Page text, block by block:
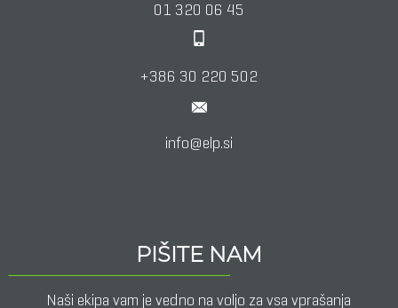
01 320 06 45
+386 30 220 502
info@elp.si
PIŠITE NAM
Naši ekipa vam je vedno na voljo za vsa vprašanja